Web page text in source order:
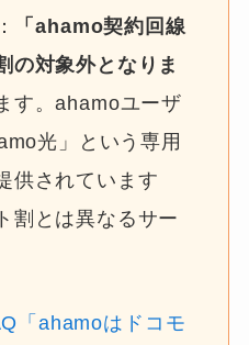
「ahamo契約回線
の対象外となりま
す。ahamoユーザ
光」という専用
供されています
割とは異なるサー
「ahamoはドコモ